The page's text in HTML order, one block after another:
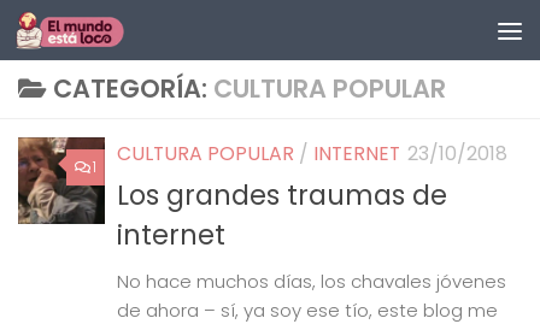
Saltar al contenido
CATEGORÍA: CULTURA POPULAR
1 CULTURA POPULAR / INTERNET 23/10/2018
Los grandes traumas de
internet
No hace muchos días, los chavales jóvenes
de ahora – sí, ya soy ese tío, este blog me